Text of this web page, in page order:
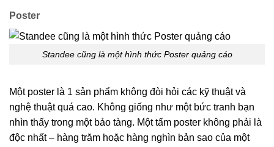
Poster
Standee cũng là một hình thức Poster quảng cáo
Một poster là 1 sản phẩm không đòi hỏi các kỹ thuật và
nghệ thuật quá cao. Không giống như một bức tranh bạn
nhìn thấy trong một bảo tàng. Một tấm poster không phải là
độc nhất – hàng trăm hoặc hàng nghìn bản sao của một